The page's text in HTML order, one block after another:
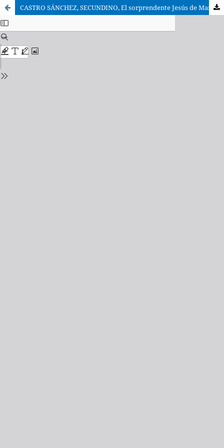
CASTRO SÁNCHEZ, SECUNDINO, El sorprendente Jesús de Marcos. El evangelio de Marcos por dentro